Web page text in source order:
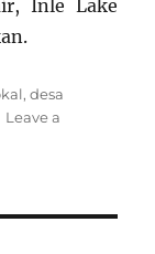
Inle Lake
,desa
Leave a